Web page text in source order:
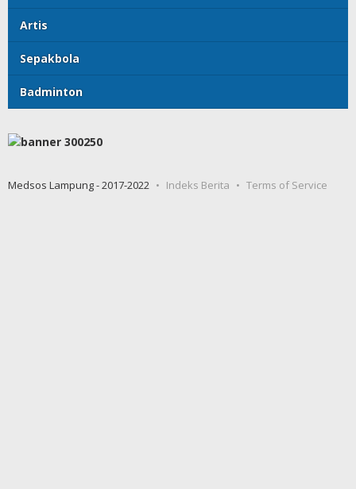
Artis
Sepakbola
Badminton
Medsos Lampung - 2017-2022 Indeks Berita Terms of Service